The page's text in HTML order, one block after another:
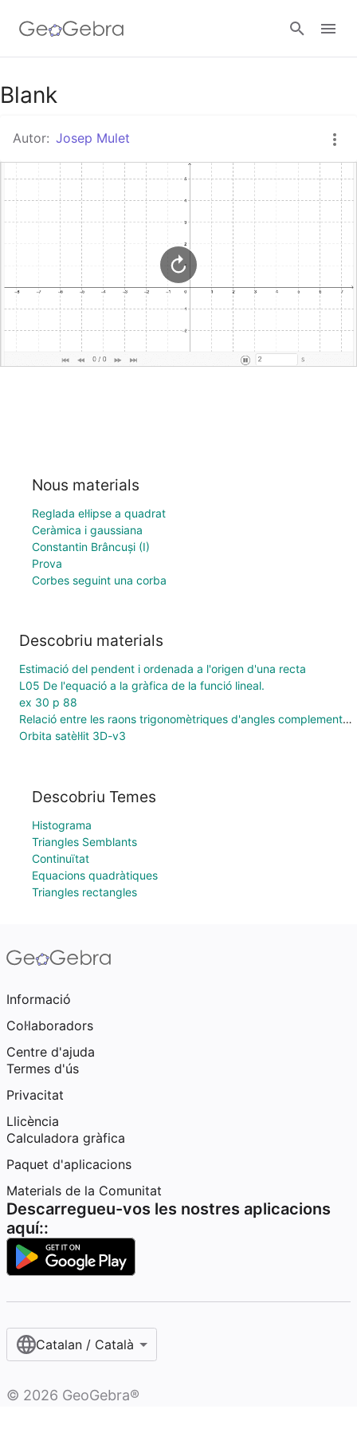
Google Classroom
Aula GeoGebra
Valideu-vos
Blank
Autor: Josep Mulet
Nous materials
Reglada el·lipse a quadrat
Ceràmica i gaussiana
Constantin Brâncuși (I)
Prova
Corbes seguint una corba
Descobriu materials
Estimació del pendent i ordenada a l'origen d'una recta
L05 De l'equació a la gràfica de la funció lineal.
ex 30 p 88
Relació entre les raons trigonomètriques d'angles complementaris
Orbita satèl·lit 3D-v3
Descobriu Temes
Histograma
Triangles Semblants
Continuïtat
Equacions quadràtiques
Triangles rectangles
Informació
Col·laboradors
Centre d'ajuda
Termes d'ús
Privacitat
Llicència
Calculadora gràfica
Paquet d'aplicacions
Materials de la Comunitat
Descarregueu-vos les nostres aplicacions
aquí::
Catalan / Català
© 2026 GeoGebra®